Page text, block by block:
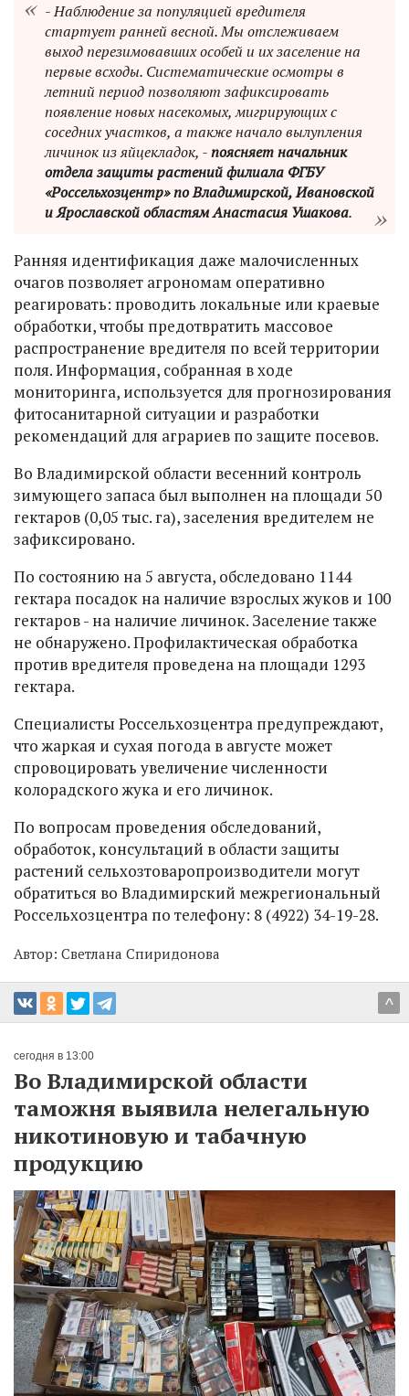
- Наблюдение за популяцией вредителя
стартует ранней весной. Мы отслеживаем
выход перезимовавших особей и их заселение на
первые всходы. Систематические осмотры в
летний период позволяют зафиксировать
появление новых насекомых, мигрирующих с
соседних участков, а также начало вылупления
личинок из яйцекладок, -поясняет начальник
отдела защиты растений филиала ФГБУ
«Россельхозцентр» по Владимирской, Ивановской
и Ярославской областям Анастасия Ушакова.
Ранняя идентификация даже малочисленных
очагов позволяет агрономам оперативно
реагировать: проводить локальные или краевые
обработки, чтобы предотвратить массовое
распространение вредителя по всей территории
поля. Информация, собранная в ходе
мониторинга, используется для прогнозирования
фитосанитарной ситуации и разработки
рекомендаций для аграриев по защите посевов.
Во Владимирской области весенний контроль
зимующего запаса был выполнен на площади 50
гектаров (0,05 тыс. га), заселения вредителем не
зафиксировано.
По состоянию на 5 августа, обследовано 1144
гектара посадок на наличие взрослых жуков и 100
гектаров - на наличие личинок. Заселение также
не обнаружено. Профилактическая обработка
против вредителя проведена на площади 1293
гектара.
Специалисты Россельхозцентра предупреждают,
что жаркая и сухая погода в августе может
спровоцировать увеличение численности
колорадского жука и его личинок.
По вопросам проведения обследований,
обработок, консультаций в области защиты
растений сельхозтоваропроизводители могут
обратиться во Владимирский межрегиональный
Россельхозцентра по телефону: 8 (4922) 34-19-28.
Автор: Светлана Спиридонова
^
сегодня в 13:00
Во Владимирской области
таможня выявила нелегальную
никотиновую и табачную
продукцию